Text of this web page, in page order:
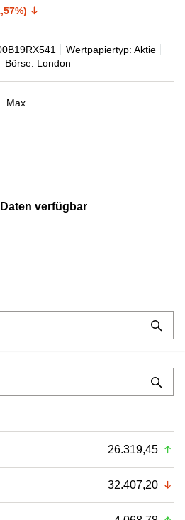
Wertpapiertyp: Aktie
Börse: London
Max
verfügbar
26.319,45
32.407,20